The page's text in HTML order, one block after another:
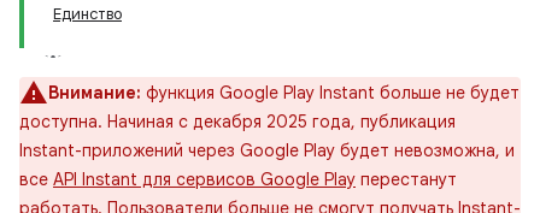
Единство
Внимание: функция Google Play Instant больше не будет
доступна. Начиная с декабря 2025 года, публикация
Instant-приложений через Google Play будет невозможна, и
все API Instant для сервисов Google Play перестанут
работать. Пользователи больше не смогут получать Instant-